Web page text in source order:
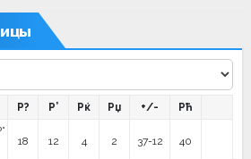
Р? Р’ Рќ Рџ +/- Рћ
18 12 4 2 37-12 40